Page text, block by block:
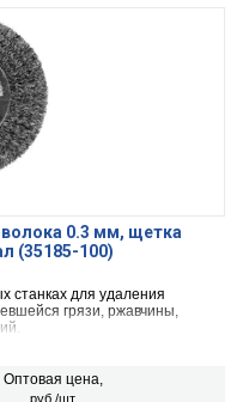
0.3 мм, щетка
(35185-100)
станках для удаления
грязи, ржавчины,
Оптовая цена,
руб./шт.